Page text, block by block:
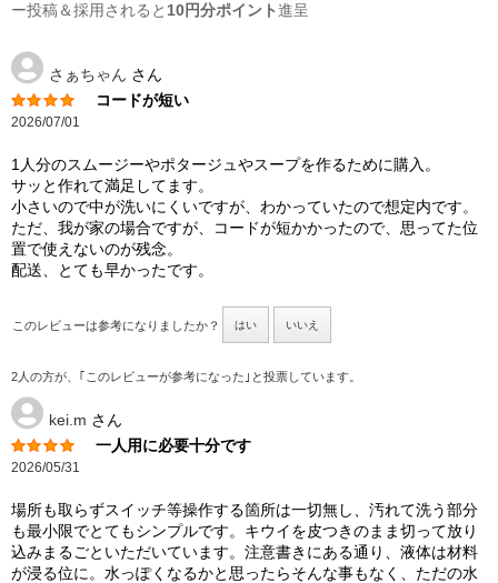
ー投稿＆採用されると 10円分ポイント進呈
さぁちゃん さん
コードが短い
2026/07/01
1人分のスムージーやポタージュやスープを作るために購入。
サッと作れて満足してます。
小さいので中が洗いにくいですが、わかっていたので想定内です。
ただ、我が家の場合ですが、コードが短かかったので、思ってた位
置で使えないのが残念。
配送、とても早かったです。
このレビューは参考になりましたか？ はい いいえ
2人の方が、｢このレビューが参考になった｣と投票しています。
kei.m さん
一人用に必要十分です
2026/05/31
場所も取らずスイッチ等操作する箇所は一切無し、汚れて洗う部分
も最小限でとてもシンプルです。キウイを皮つきのまま切って放り
込みまるごといただいています。注意書きにある通り、液体は材料
が浸る位に。水っぽくなるかと思ったらそんな事もなく、ただの水